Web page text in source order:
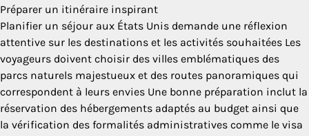
Préparer un itinéraire inspirant
Planifier un séjour aux États Unis demande une réflexion
attentive sur les destinations et les activités souhaitées Les
voyageurs doivent choisir des villes emblématiques des
parcs naturels majestueux et des routes panoramiques qui
correspondent à leurs envies Une bonne préparation inclut la
réservation des hébergements adaptés au budget ainsi que
la vérification des formalités administratives comme le visa